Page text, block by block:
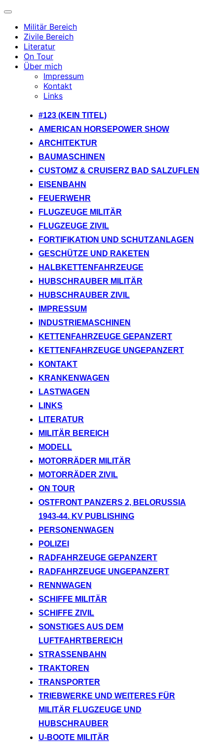
Navigation
umschalten
Militär Bereich
Zivile Bereich
Literatur
On Tour
Über mich
Impressum
Kontakt
Links
springen
#123 (KEIN TITEL)
AMERICAN HORSEPOWER SHOW
ARCHITEKTUR
BAUMASCHINEN
CUSTOMZ & CRUISERZ BAD SALZUFLEN
EISENBAHN
FEUERWEHR
FLUGZEUGE MILITÄR
FLUGZEUGE ZIVIL
FORTIFIKATION UND SCHUTZANLAGEN
GESCHÜTZE UND RAKETEN
HALBKETTENFAHRZEUGE
HUBSCHRAUBER MILITÄR
HUBSCHRAUBER ZIVIL
IMPRESSUM
INDUSTRIEMASCHINEN
KETTENFAHRZEUGE GEPANZERT
KETTENFAHRZEUGE UNGEPANZERT
KONTAKT
KRANKENWAGEN
LASTWAGEN
LINKS
LITERATUR
MILITÄR BEREICH
MODELL
MOTORRÄDER MILITÄR
MOTORRÄDER ZIVIL
ON TOUR
OSTFRONT PANZERS 2, BELORUSSIA
1943-44. KV PUBLISHING
PERSONENWAGEN
POLIZEI
RADFAHRZEUGE GEPANZERT
RADFAHRZEUGE UNGEPANZERT
RENNWAGEN
SCHIFFE MILITÄR
SCHIFFE ZIVIL
SONSTIGES AUS DEM
LUFTFAHRTBEREICH
STRASSENBAHN
TRAKTOREN
TRANSPORTER
TRIEBWERKE UND WEITERES FÜR
MILITÄR FLUGZEUGE UND
HUBSCHRAUBER
U-BOOTE MILITÄR